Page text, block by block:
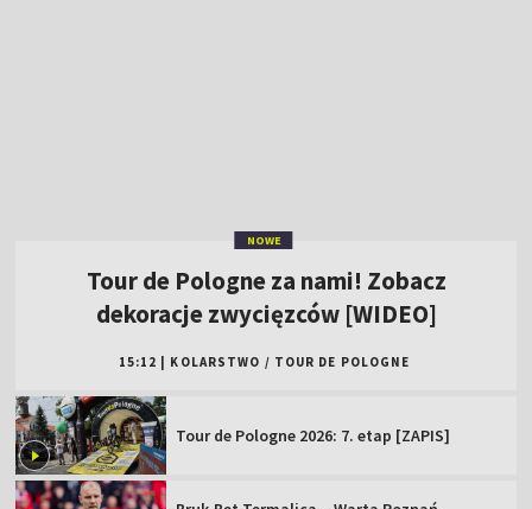
Bruk-Bet Termalica – Warta Poznań.
Oglądaj mecz Betclic 1 Ligi!
Ucieczka specjalna: oglądaj podsumowanie